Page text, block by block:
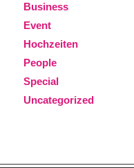
Business
Event
Hochzeiten
People
Special
Uncategorized